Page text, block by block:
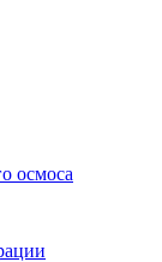
осмоса